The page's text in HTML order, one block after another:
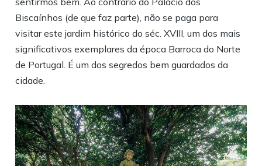
Biscaínhos (de que faz parte), não se paga para
visitar este jardim histórico do séc. XVIII, um dos mais
significativos exemplares da época Barroca do Norte
de Portugal. É um dos segredos bem guardados da
cidade.